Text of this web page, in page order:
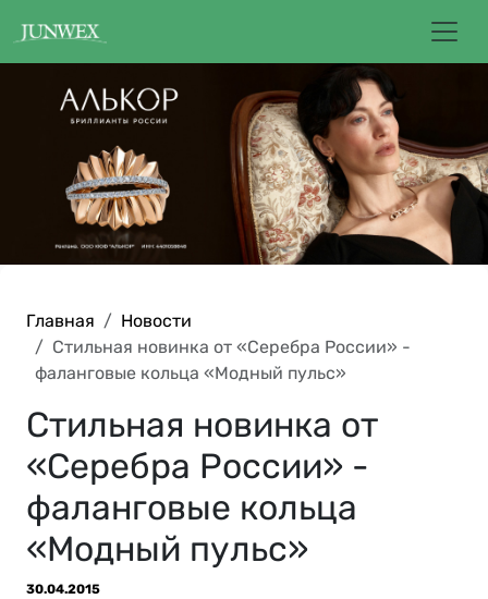
Главная
Новости
Стильная новинка от «Серебра России» -
фаланговые кольца «Модный пульс»
Стильная новинка от
«Серебра России» -
фаланговые кольца
«Модный пульс»
30.04.2015